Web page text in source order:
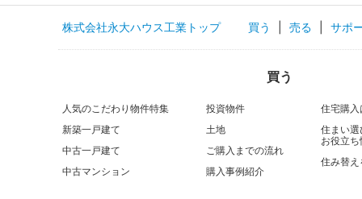
株式会社永大ハウス工業トップ 買う 売る サポ
買う
人気のこだわり物件特集
新築一戸建て
中古一戸建て
中古マンション
投資物件
土地
ご購入までの流れ
購入事例紹介
住宅購
住まい
お役立ち
住み替